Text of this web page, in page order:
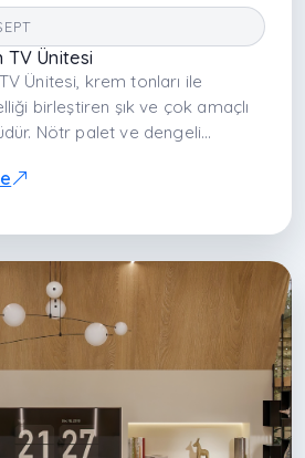
TV Ünitesi
Ünitesi, krem tonları ile
birleştiren şık ve çok amaçlı
Nötr palet ve dengeli
ferah ve sakin bir atmosfer
kapalı depolama alanları hem
hem estetik hem işlevsel
alanına dönüştürür.